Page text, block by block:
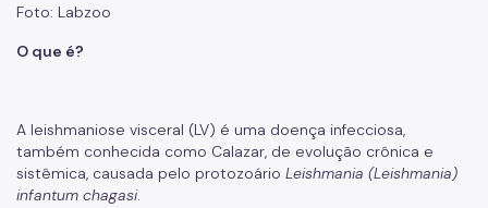
Aranhas
Baratas
Carrapatos
Escorpiões
Foto: Labzoo
O que é?
A leishmaniose visceral (LV) é uma doença infecciosa,
também conhecida como Calazar, de evolução crônica e
sistêmica, causada pelo protozoário Leishmania (Leishmania)
infantum chagasi.